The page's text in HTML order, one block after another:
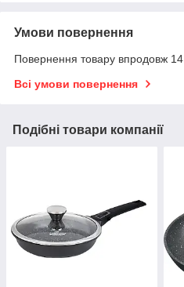
Умови повернення
Повернення товару впродовж 14
Всі умови повернення
Подібні товари компанії